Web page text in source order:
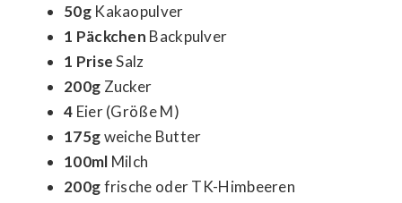
50gKakaopulver
1 Päckchen Backpulver
1 PriseSalz
200g Zucker
4 Eier (Größe M)
175gweiche Butter
100ml Milch
200gfrische oder TK-Himbeeren